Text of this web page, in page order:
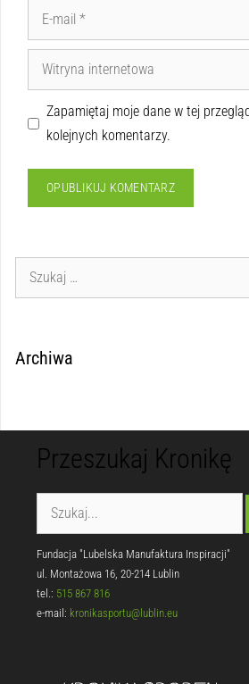
Zapamiętaj moje dane w tej
kolejnych komentarzy.
Archiwa
Przeszukaj Kronikę
Fundacja "Lubelska Manufaktura Inspiracji"
ul. Montażowa 16, 20-214 Lublin
tel.: 515 867 816
e-mail: kronikasportu@lublin.eu